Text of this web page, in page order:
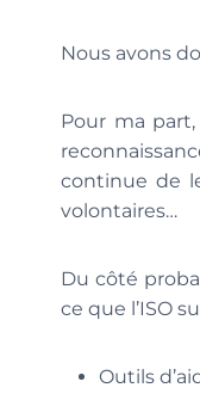
Nous avons
Pour ma
continue de
volontaires…
Du côté
ce que l’ISO
Outils